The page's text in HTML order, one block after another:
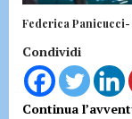
Federica Panicucci-
Condividi
Continua